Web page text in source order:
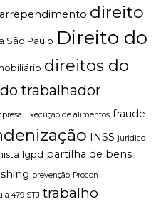
direito
São Paulo Direito do
direitos do
trabalhador
Execução de alimentos fraude
INSS juridico
lgpd partilha de bens
prevenção Procon
479 STJ trabalho